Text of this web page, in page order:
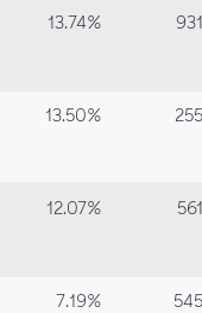
13.74% 931
13.50% 255
12.07% 561
7.19% 545